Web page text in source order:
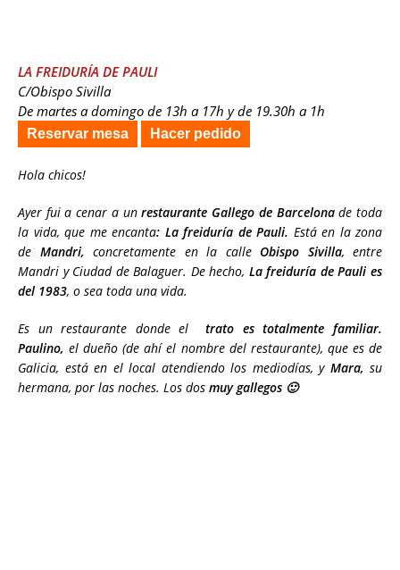
LA FREIDURÍA DE PAULI
C/Obispo Sivilla
De martes a domingo de 13h a 17h y de 19.30h a 1h
Reservar mesa Hacer pedido
Hola chicos!
Ayer fui a cenar a unrestaurante Gallego de Barcelonade toda
la vida, que me encanta: La freiduría de Pauli. Está en la zona
de Mandri, concretamente en la calle Obispo Sivilla, entre
Mandri y Ciudad de Balaguer. De hecho, La freiduría de Pauli es
del 1983, o sea toda una vida.
Es un restaurante donde eltrato es totalmente familiar.
Paulino, el dueño (de ahí el nombre del restaurante), que es de
Galicia, está en el local atendiendo los mediodías, y Mara, su
hermana, por las noches. Los dos muy gallegos 🙂